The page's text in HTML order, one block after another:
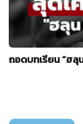
ถอดบทเรียน “ฮลุ